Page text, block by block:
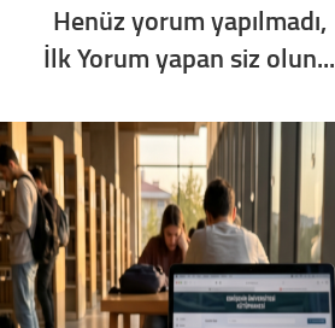
Henüz yorum yapılmadı,
İlk Yorum yapan siz olun...